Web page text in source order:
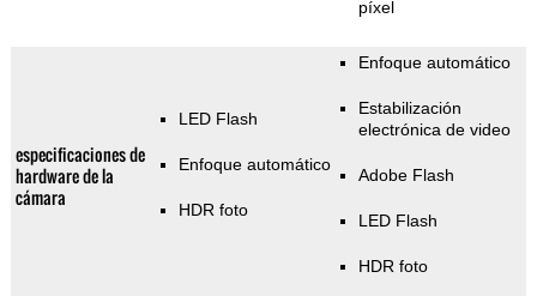
píxel
especificaciones de
hardware de la
cámara
LED Flash
Enfoque automático
HDR foto
Enfoque automático
Estabilización
electrónica de video
Adobe Flash
LED Flash
HDR foto